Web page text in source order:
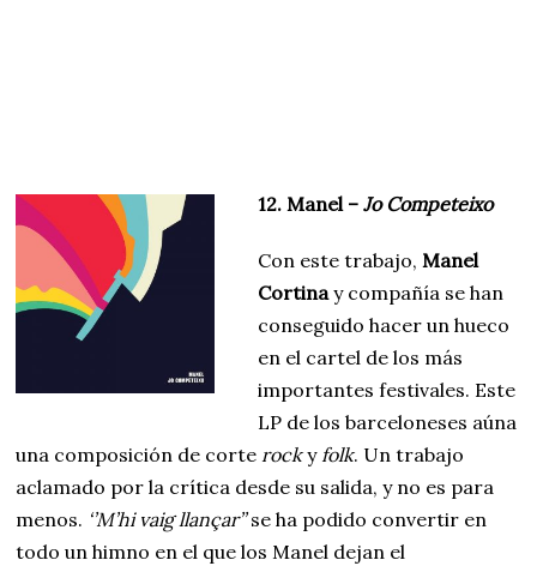
12. Manel –Jo Competeixo
Con este trabajo,Manel
Cortinay compañía se han
conseguido hacer un hueco
en el cartel de los más
importantes festivales. Este
LP de los barceloneses aúna
una composición de corte rocky folk. Un trabajo
aclamado por la crítica desde su salida, y no es para
menos. ‘’M’hi vaig llançar’’se ha podido convertir en
todo un himno en el que los Manel dejan el